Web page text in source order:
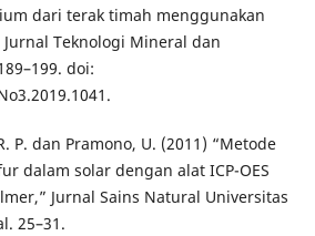
dari terak timah menggunakan
Teknologi Mineral dan
doi:
P. dan Pramono, U. (2011) “Metode
dalam solar dengan alat ICP-OES
Jurnal Sains Natural Universitas
25–31.